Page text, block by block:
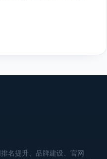
名提升、品牌建设、官网